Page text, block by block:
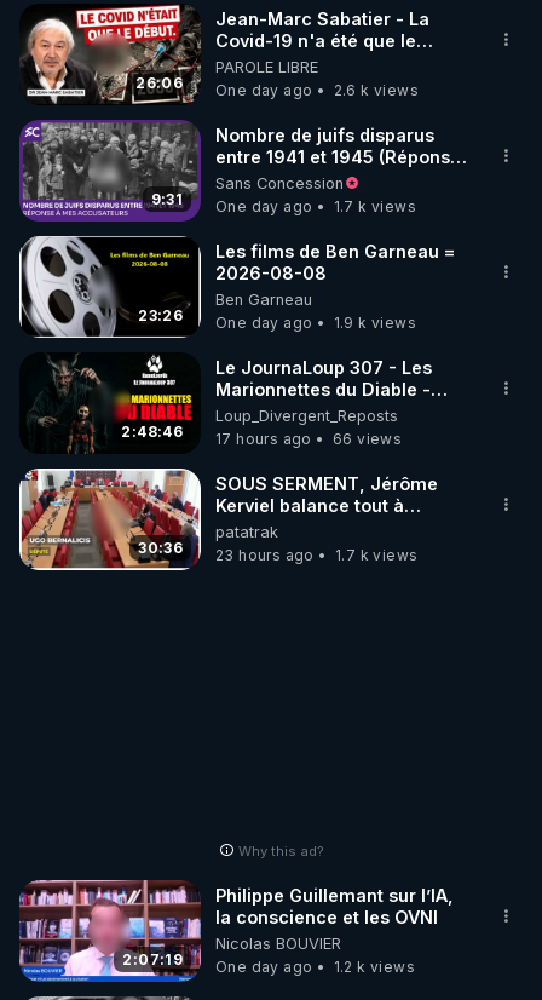
▶ 30 jours gratuit sur l’application de méditation et
de bien-être ENVOL :
Rendez-vous sur https://www.envol.app/code
le code : REGENERE
26:06
Jean-Marc Sabatier - La
Covid-19 n'a été que le
début - L'ARNm & l'ARNm-aa
jusqu où auront-t-il ?
PAROLE LIBRE
One day ago
2.6 k views
9:31
Nombre de juifs disparus
entre 1941 et 1945 (Réponse
à mes accusateurs)
Sans Concession
One day ago
1.7 k views
23:26
Les films de Ben Garneau =
2026-08-08
Ben Garneau
One day ago
1.9 k views
2:48:46
Le JournaLoup 307 - Les
Marionnettes du Diable -
Loup Divergent 2026.08.07
Loup_Divergent_Reposts
17 hours ago
66 views
30:36
SOUS SERMENT, Jérôme
Kerviel balance tout à
l'Assemblée !
patatrak
23 hours ago
1.7 k views
Why this ad?
2:07:19
Philippe Guillemant sur l’IA,
la conscience et les OVNI
Nicolas BOUVIER
One day ago
1.2 k views